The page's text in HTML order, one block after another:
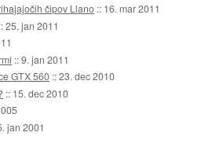
čipov Llano :: 16. mar 2011
::25. jan 2011
::9. jan 2011
GTX 560 ::23. dec 2010
:: 15. dec 2010
jan 2001